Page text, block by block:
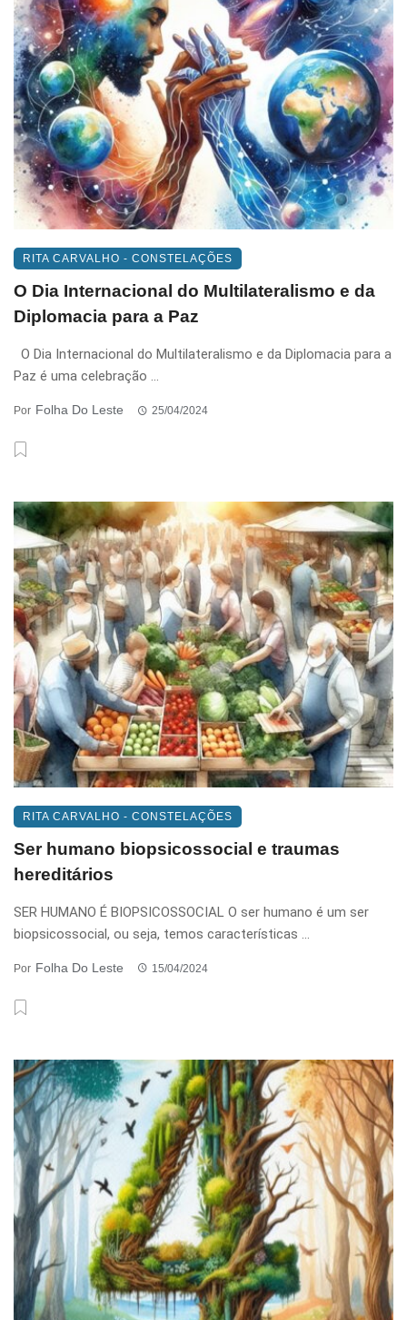
RITA CARVALHO - CONSTELAÇÕES
O Dia Internacional do Multilateralismo e da
Diplomacia para a Paz
O Dia Internacional do Multilateralismo e da Diplomacia para a
Paz é uma celebração ...
Por Folha Do Leste 25/04/2024
RITA CARVALHO - CONSTELAÇÕES
Ser humano biopsicossocial e traumas
hereditários
SER HUMANO É BIOPSICOSSOCIAL O ser humano é um ser
biopsicossocial, ou seja, temos características ...
Por Folha Do Leste 15/04/2024